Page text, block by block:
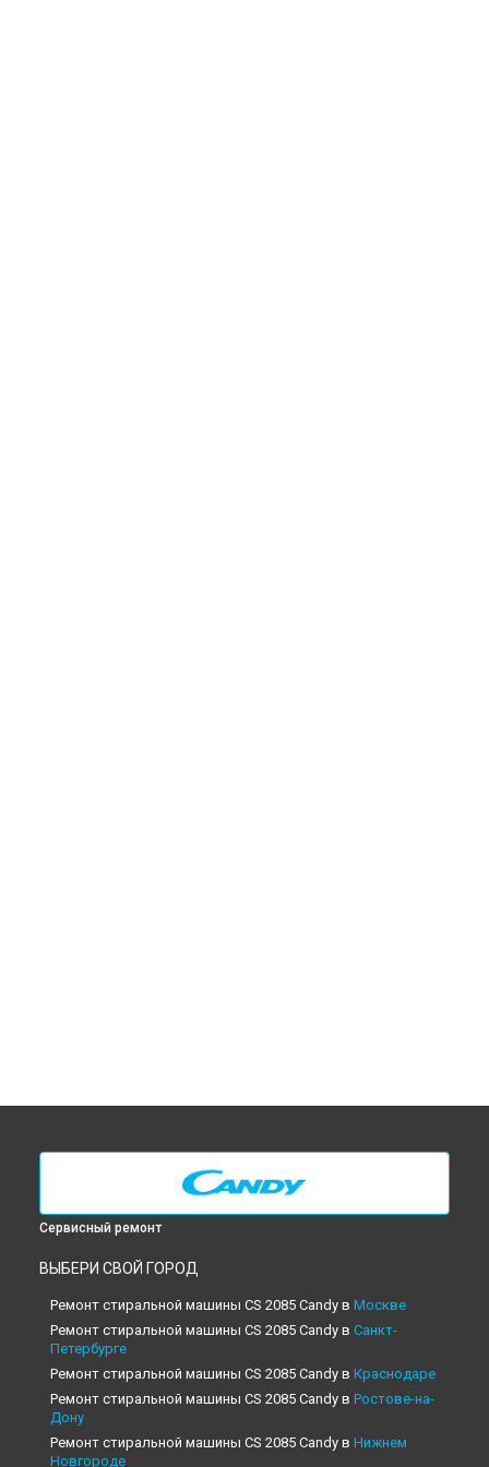
Сервисный ремонт
ВЫБЕРИ СВОЙ ГОРОД
Ремонт стиральной машины CS 2085 Candy в Москве
Ремонт стиральной машины CS 2085 Candy в Санкт-
Петербурге
Ремонт стиральной машины CS 2085 Candy в Краснодаре
Ремонт стиральной машины CS 2085 Candy в Ростове-на-
Дону
Ремонт стиральной машины CS 2085 Candy в Нижнем
Новгороде